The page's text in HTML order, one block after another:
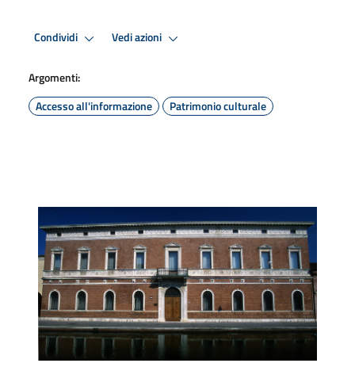
Condividi Vedi azioni
Argomenti:
Accesso all'informazione
Patrimonio culturale